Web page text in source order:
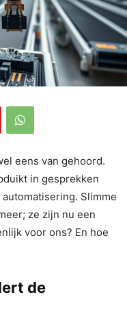
eens van gehoord.
in gesprekken
Slimme
ze zijn nu een
voor ons? En hoe
de